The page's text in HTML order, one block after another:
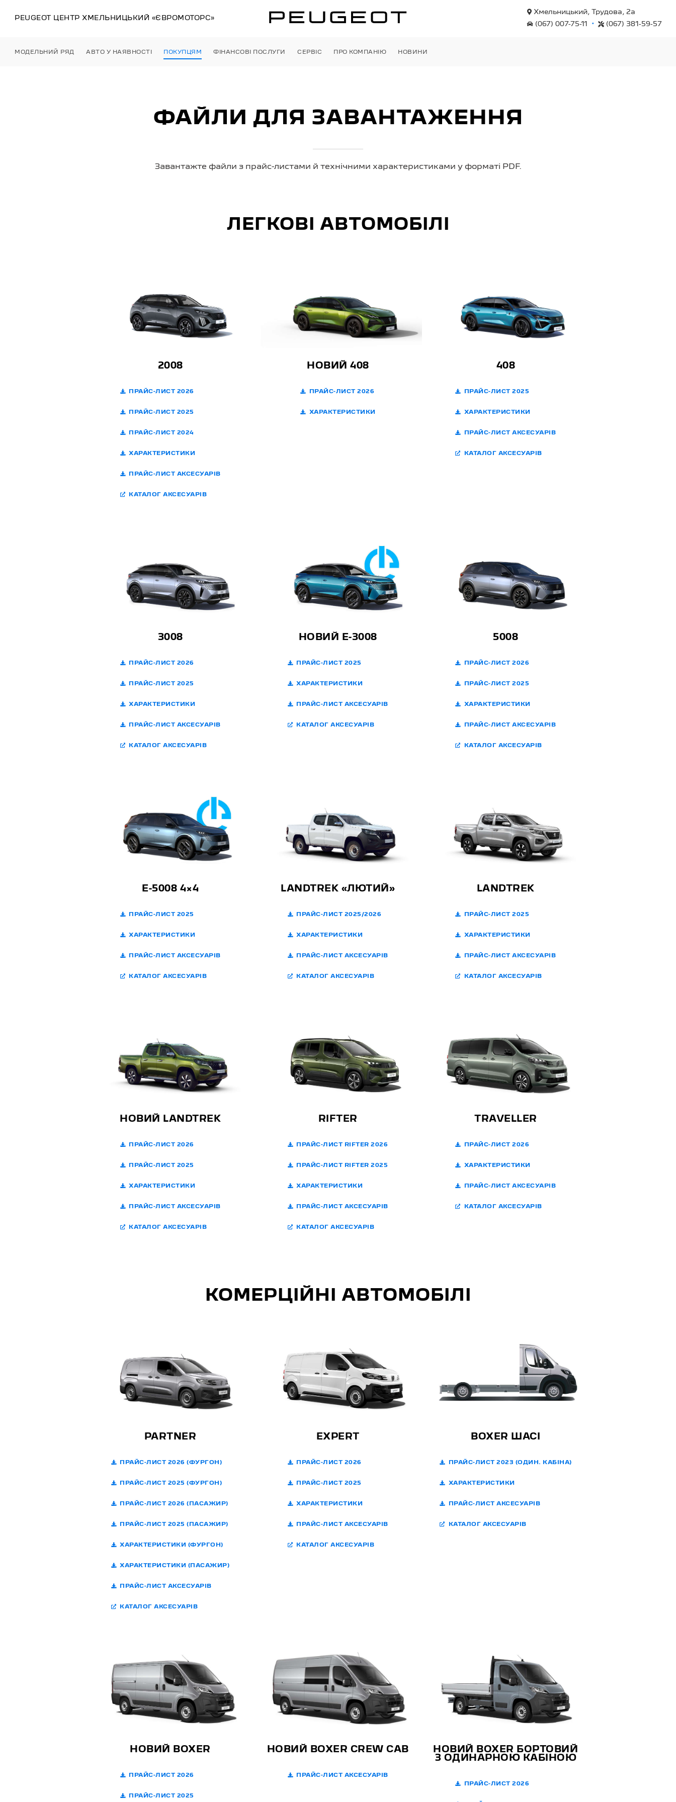
PEUGEOT ЦЕНТР ХМЕЛЬНИЦЬКИЙ «ЄВРОМОТОРС»
Хмельницький, Трудова, 2а
(067) 007-75-11
• (067) 381-59-57
МОДЕЛЬНИЙ РЯД АВТО У НАЯВНОСТІ ПОКУПЦЯМ ФІНАНСОВІ ПОСЛУГИ СЕРВІС ПРО КОМПАНІЮ НОВИНИ
ФАЙЛИ ДЛЯ ЗАВАНТАЖЕННЯ
Завантажте файли з прайс-листами й технічними характеристиками у форматі PDF.
ЛЕГКОВІ АВТОМОБІЛІ
2008
ПРАЙС-ЛИСТ 2026
ПРАЙС-ЛИСТ 2025
ПРАЙС-ЛИСТ 2024
ХАРАКТЕРИСТИКИ
ПРАЙС-ЛИСТ АКСЕСУАРІВ
КАТАЛОГ АКСЕСУАРІВ
НОВИЙ 408
ПРАЙС-ЛИСТ 2026
ХАРАКТЕРИСТИКИ
408
ПРАЙС-ЛИСТ 2025
ХАРАКТЕРИСТИКИ
ПРАЙС-ЛИСТ АКСЕСУАРІВ
КАТАЛОГ АКСЕСУАРІВ
3008
ПРАЙС-ЛИСТ 2026
ПРАЙС-ЛИСТ 2025
ХАРАКТЕРИСТИКИ
ПРАЙС-ЛИСТ АКСЕСУАРІВ
КАТАЛОГ АКСЕСУАРІВ
НОВИЙ E-3008
ПРАЙС-ЛИСТ 2025
ХАРАКТЕРИСТИКИ
ПРАЙС-ЛИСТ АКСЕСУАРІВ
КАТАЛОГ АКСЕСУАРІВ
5008
ПРАЙС-ЛИСТ 2026
ПРАЙС-ЛИСТ 2025
ХАРАКТЕРИСТИКИ
ПРАЙС-ЛИСТ АКСЕСУАРІВ
КАТАЛОГ АКСЕСУАРІВ
E-5008 4×4
ПРАЙС-ЛИСТ 2025
ХАРАКТЕРИСТИКИ
ПРАЙС-ЛИСТ АКСЕСУАРІВ
КАТАЛОГ АКСЕСУАРІВ
LANDTREK «ЛЮТИЙ»
ПРАЙС-ЛИСТ 2025/2026
ХАРАКТЕРИСТИКИ
ПРАЙС-ЛИСТ АКСЕСУАРІВ
КАТАЛОГ АКСЕСУАРІВ
LANDTREK
ПРАЙС-ЛИСТ 2025
ХАРАКТЕРИСТИКИ
ПРАЙС-ЛИСТ АКСЕСУАРІВ
КАТАЛОГ АКСЕСУАРІВ
НОВИЙ LANDTREK
ПРАЙС-ЛИСТ 2026
ПРАЙС-ЛИСТ 2025
ХАРАКТЕРИСТИКИ
ПРАЙС-ЛИСТ АКСЕСУАРІВ
КАТАЛОГ АКСЕСУАРІВ
RIFTER
ПРАЙС-ЛИСТ RIFTER 2026
ПРАЙС-ЛИСТ RIFTER 2025
ХАРАКТЕРИСТИКИ
ПРАЙС-ЛИСТ АКСЕСУАРІВ
КАТАЛОГ АКСЕСУАРІВ
TRAVELLER
ПРАЙС-ЛИСТ 2026
ХАРАКТЕРИСТИКИ
ПРАЙС-ЛИСТ АКСЕСУАРІВ
КАТАЛОГ АКСЕСУАРІВ
КОМЕРЦІЙНІ АВТОМОБІЛІ
PARTNER
ПРАЙС-ЛИСТ 2026 (ФУРГОН)
ПРАЙС-ЛИСТ 2025 (ФУРГОН)
ПРАЙС-ЛИСТ 2026 (ПАСАЖИР)
ПРАЙС-ЛИСТ 2025 (ПАСАЖИР)
ХАРАКТЕРИСТИКИ (ФУРГОН)
ХАРАКТЕРИСТИКИ (ПАСАЖИР)
ПРАЙС-ЛИСТ АКСЕСУАРІВ
КАТАЛОГ АКСЕСУАРІВ
EXPERT
ПРАЙС-ЛИСТ 2026
ПРАЙС-ЛИСТ 2025
ХАРАКТЕРИСТИКИ
ПРАЙС-ЛИСТ АКСЕСУАРІВ
КАТАЛОГ АКСЕСУАРІВ
BOXER ШАСІ
ПРАЙС-ЛИСТ 2023 (ОДИН. КАБІНА)
ХАРАКТЕРИСТИКИ
ПРАЙС-ЛИСТ АКСЕСУАРІВ
КАТАЛОГ АКСЕСУАРІВ
НОВИЙ BOXER
ПРАЙС-ЛИСТ 2026
ПРАЙС-ЛИСТ 2025
НОВИЙ BOXER CREW CAB
ПРАЙС-ЛИСТ АКСЕСУАРІВ
НОВИЙ BOXER БОРТОВИЙ
З ОДИНАРНОЮ КАБІНОЮ
ПРАЙС-ЛИСТ 2026